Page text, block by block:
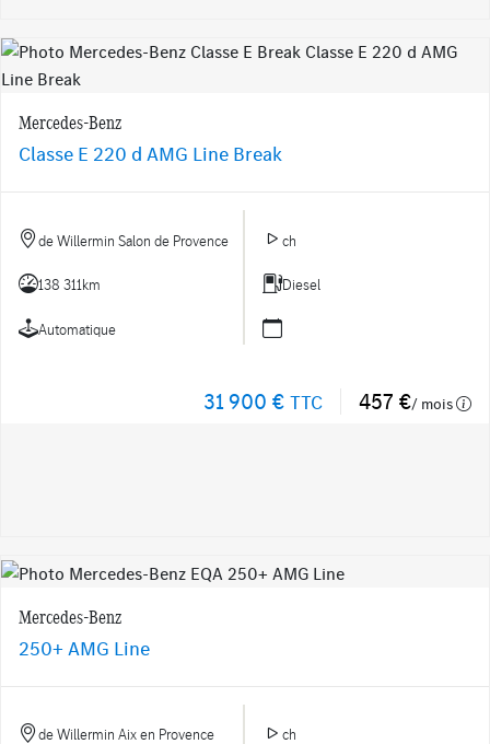
Mercedes-Benz
Classe E 220 d AMG Line Break
de Willermin Salon de Provence ch
138 311km Diesel
Automatique
31 900 € TTC 457 €/ mois
Mercedes-Benz
250+ AMG Line
de Willermin Aix en Provence ch